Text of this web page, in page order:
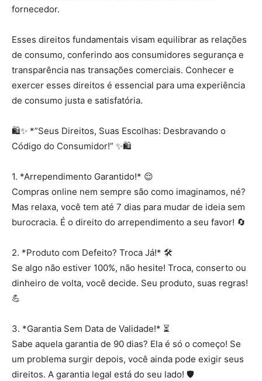
fornecedor.
Esses direitos fundamentais visam equilibrar as relações
de consumo, conferindo aos consumidores segurança e
transparência nas transações comerciais. Conhecer e
exercer esses direitos é essencial para uma experiência
de consumo justa e satisfatória.
🛍️✨ *”Seus Direitos, Suas Escolhas: Desbravando o
Código do Consumidor!” ✨🛍️
1. *Arrependimento Garantido!* 😌
Compras online nem sempre são como imaginamos, né?
Mas relaxa, você tem até 7 dias para mudar de ideia sem
burocracia. É o direito do arrependimento a seu favor! 🔄
2. *Produto com Defeito? Troca Já!* 🛠️
Se algo não estiver 100%, não hesite! Troca, conserto ou
dinheiro de volta, você decide. Seu produto, suas regras!
💪
3. *Garantia Sem Data de Validade!* ⏳
Sabe aquela garantia de 90 dias? Ela é só o começo! Se
um problema surgir depois, você ainda pode exigir seus
direitos. A garantia legal está do seu lado! 🛡️